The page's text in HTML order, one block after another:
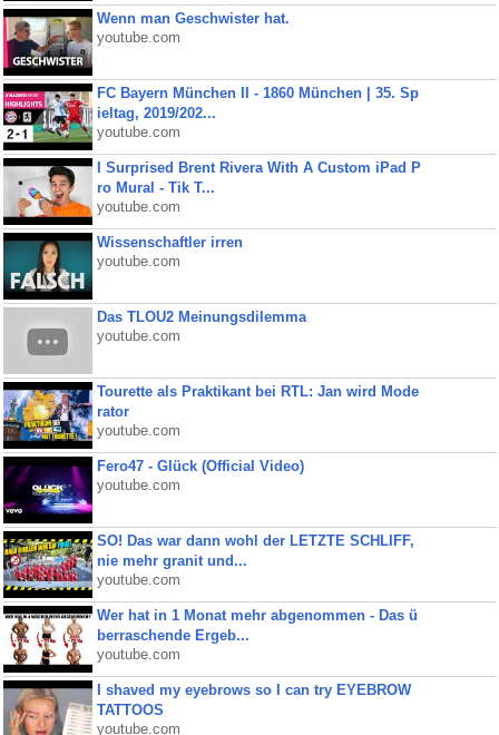
Wenn man Geschwister hat.
youtube.com
FC Bayern München II - 1860 München | 35. Sp
ieltag, 2019/202...
youtube.com
I Surprised Brent Rivera With A Custom iPad P
ro Mural - Tik T...
youtube.com
Wissenschaftler irren
youtube.com
Das TLOU2 Meinungsdilemma
youtube.com
Tourette als Praktikant bei RTL: Jan wird Mode
rator
youtube.com
Fero47 - Glück (Official Video)
youtube.com
SO! Das war dann wohl der LETZTE SCHLIFF,
nie mehr granit und...
youtube.com
Wer hat in 1 Monat mehr abgenommen - Das ü
berraschende Ergeb...
youtube.com
I shaved my eyebrows so I can try EYEBROW
TATTOOS
youtube.com